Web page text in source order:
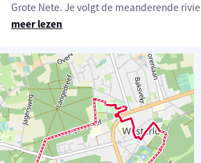
Grote Nete. Je volgt de meanderende
meer lezen